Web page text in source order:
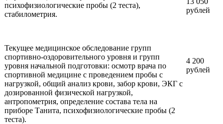
психофизиологические пробы (2 теста),
стабилометрия.
Текущее медицинское обследование групп
спортивно-оздоровительного уровня и групп
уровня начальной подготовки: осмотр врача по
спортивной медицине с проведением пробы с
нагрузкой, общий анализ крови, забор крови, ЭКГ с
дозированной физической нагрузкой,
антропометрия, определение состава тела на
приборе Танита, психофизиологические пробы (2
теста).
рублей
4 200
рублей